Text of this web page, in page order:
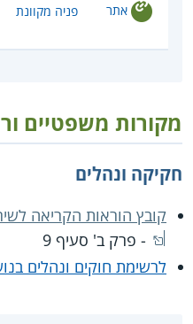
אתר פניה מקוונת
מקורות משפטיים
חקיקה ונהלים
קובץ הוראות הקריאה לשירות
- פרק ב' סעיף 9
לרשימת חוקים ונהלים